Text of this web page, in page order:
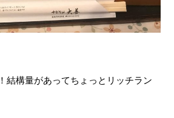
結構量があってちょっとリッチラン